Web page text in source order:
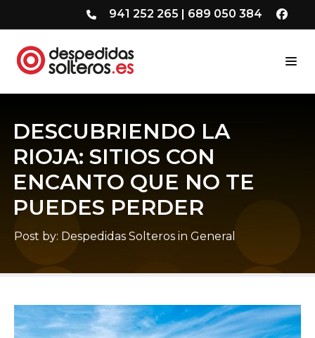
941 252 265 | 689 050 384
DESCUBRIENDO LA
RIOJA: SITIOS CON
ENCANTO QUE NO TE
PUEDES PERDER
Post by: Despedidas Solteros in General